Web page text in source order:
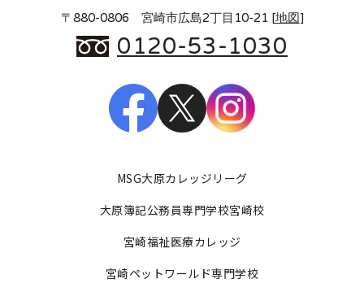
〒880-0806 宮崎市広島2丁目10-21 [地図 ]
0120-53-1030
MSG大原カレッジリーグ
大原簿記公務員専門学校宮崎校
宮崎福祉医療カレッジ
宮崎ペットワールド専門学校